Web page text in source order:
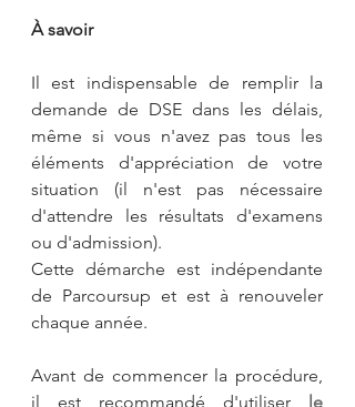
À savoir
Il est indispensable de remplir la
demande de DSE dans les délais,
même si vous n'avez pas tous les
éléments d'appréciation de votre
situation (il n'est pas nécessaire
d'attendre les résultats d'examens
ou d'admission).
Cette démarche est indépendante
de Parcoursup et est à renouveler
chaque année.
Avant de commencer la procédure,
il est recommandé d'utiliser
le